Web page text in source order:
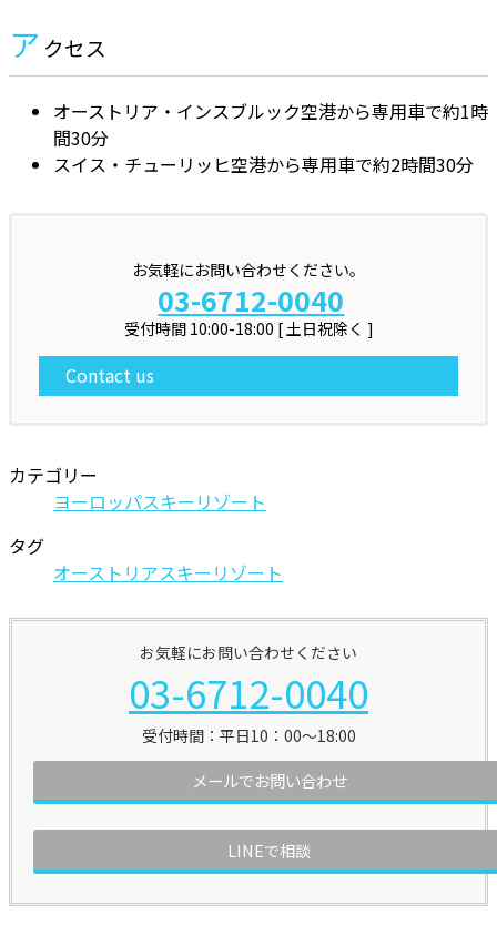
ア クセス
オーストリア・インスブルック空港から専用車で約1時
間30分
スイス・チューリッヒ空港から専用車で約2時間30分
お気軽にお問い合わせください。
03-6712-0040
受付時間 10:00-18:00 [ 土日祝除く ]
Contact us
カテゴリー
ヨーロッパスキーリゾート
タグ
オーストリアスキーリゾート
お気軽にお問い合わせください
03-6712-0040
受付時間：平日10：00～18:00
メールでお問い合わせ
LINEで相談